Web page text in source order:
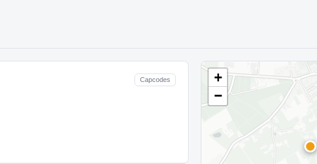
Capcodes
+
−